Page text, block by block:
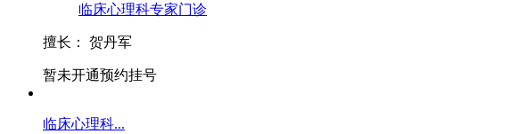
临床心理科专家门诊
擅长： 贺丹军
暂未开通预约挂号
临床心理科...